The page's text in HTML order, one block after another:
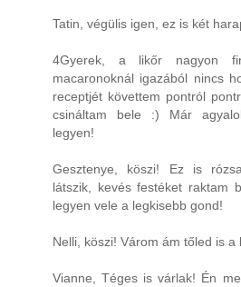
Tatin, végülis igen, ez is két
4Gyerek, a likőr nagyon
macaronoknál igazából nincs
receptjét követtem pontról
csináltam bele :) Már
legyen!
Gesztenye, köszi! Ez is
látszik, kevés festéket raktam
legyen vele a legkisebb gond!
Nelli, köszi! Várom ám tőled is a
Vianne, Téges is várlak! Én